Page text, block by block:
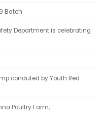
Batch
Department is celebrating
conduted by Youth Red
Poultry Farm,